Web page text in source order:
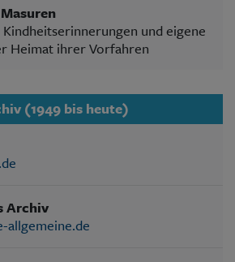
und eigene
Heimat ihrer Vorfahren
(1949 bis heute)
Archiv
allgemeine.de